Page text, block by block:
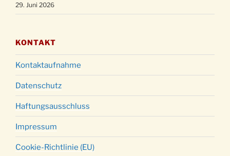
29. Juni 2026
KONTAKT
Kontaktaufnahme
Datenschutz
Haftungsausschluss
Impressum
Cookie-Richtlinie (EU)